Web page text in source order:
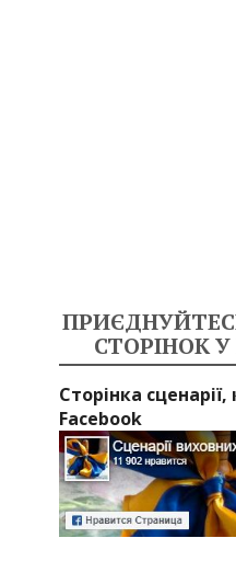
СТОРІНОК У
Сторінка
Facebook